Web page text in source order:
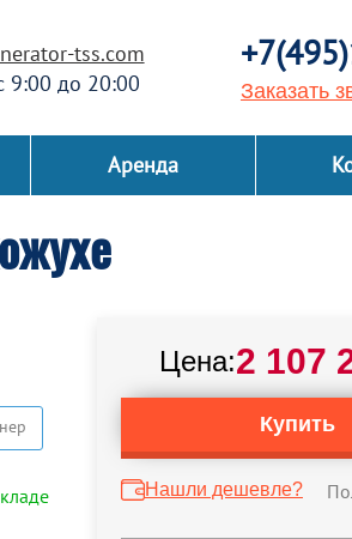
tss.com
9:00 до 20:00
Заказать
Аренда
Цена:2 107
Купить
Нашли дешевле?